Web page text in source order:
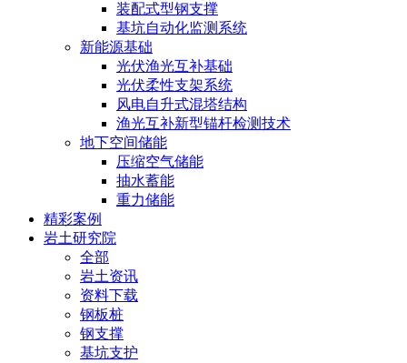
装配式型钢支撑
基坑自动化监测系统
新能源基础
光伏渔光互补基础
光伏柔性支架系统
风电自升式混塔结构
渔光互补新型锚杆检测技术
地下空间储能
压缩空气储能
抽水蓄能
重力储能
精彩案例
岩土研究院
全部
岩土资讯
资料下载
钢板桩
钢支撑
基坑支护